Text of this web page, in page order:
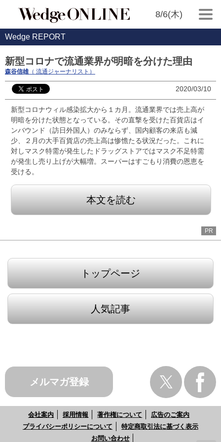
8/6(木)
Wedge REPORT
新型コロナで流通業界が明暗を分けた理由
森谷信雄（ 流通ジャーナリスト）
2020/03/10
新型コロナウィル感染拡大から１カ月。流通業界では売上高が
明暗を分けた状態となっている。その直撃を受けた百貨店はイ
ンバウンド（訪日外国人）のみならず、国内顧客の来店も減
少、２月の大手百貨店の売上高は惨憺たる状況だった。これに
対しマスク特需が発生したドラッグストアではマスク不足特需
が発生し売り上げが大幅増。スーパーはすごもり消費の恩恵を
受ける。
本文を読む
PR
トップページ
人気記事
メルマガ登録
会社案内 採用情報 著作権について
広告のご案内
プライバシーポリシーについて
特定商取引法に基づく表示
お問い合わせ